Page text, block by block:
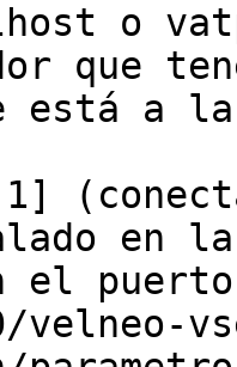
o
que
está a
en
el
velneo-